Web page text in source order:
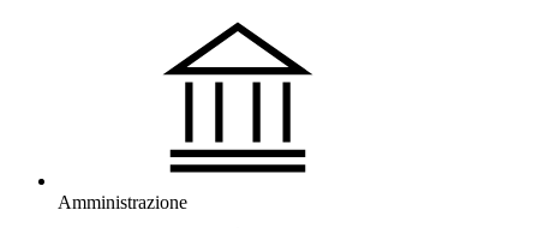
Amministrazione